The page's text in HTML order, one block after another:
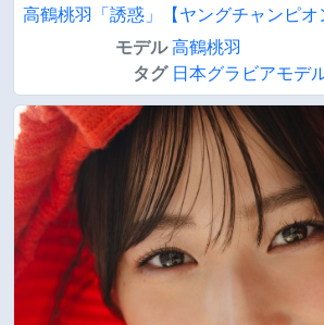
高鶴桃羽「誘惑」【ヤングチャンピオ
モデル高鶴桃羽
タグ 日本グラビアモデ